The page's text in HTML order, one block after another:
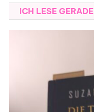
ICH LESE GERADE